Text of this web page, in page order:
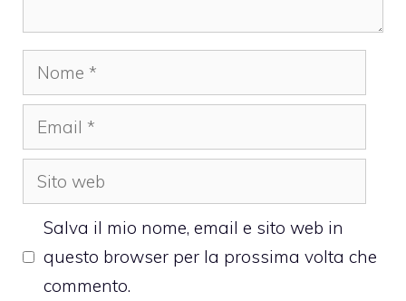
Nome
Email
Sito
web
Salva il mio nome, email e sito web in
questo browser per la prossima volta che
commento.